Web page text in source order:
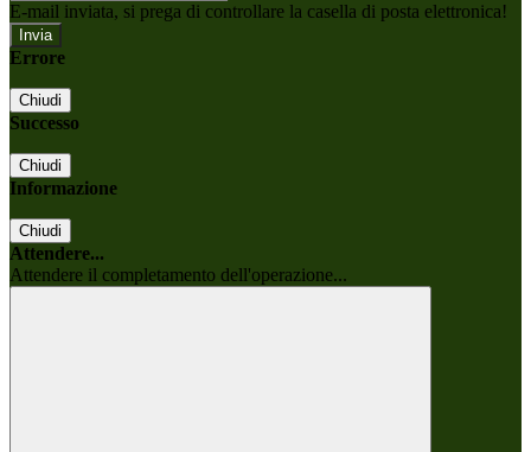
E-mail inviata, si prega di controllare la casella di posta elettronica!
Errore
Chiudi
Successo
Chiudi
Informazione
Chiudi
Attendere...
Attendere il completamento dell'operazione...